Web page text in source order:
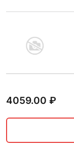
4059.00 ₽